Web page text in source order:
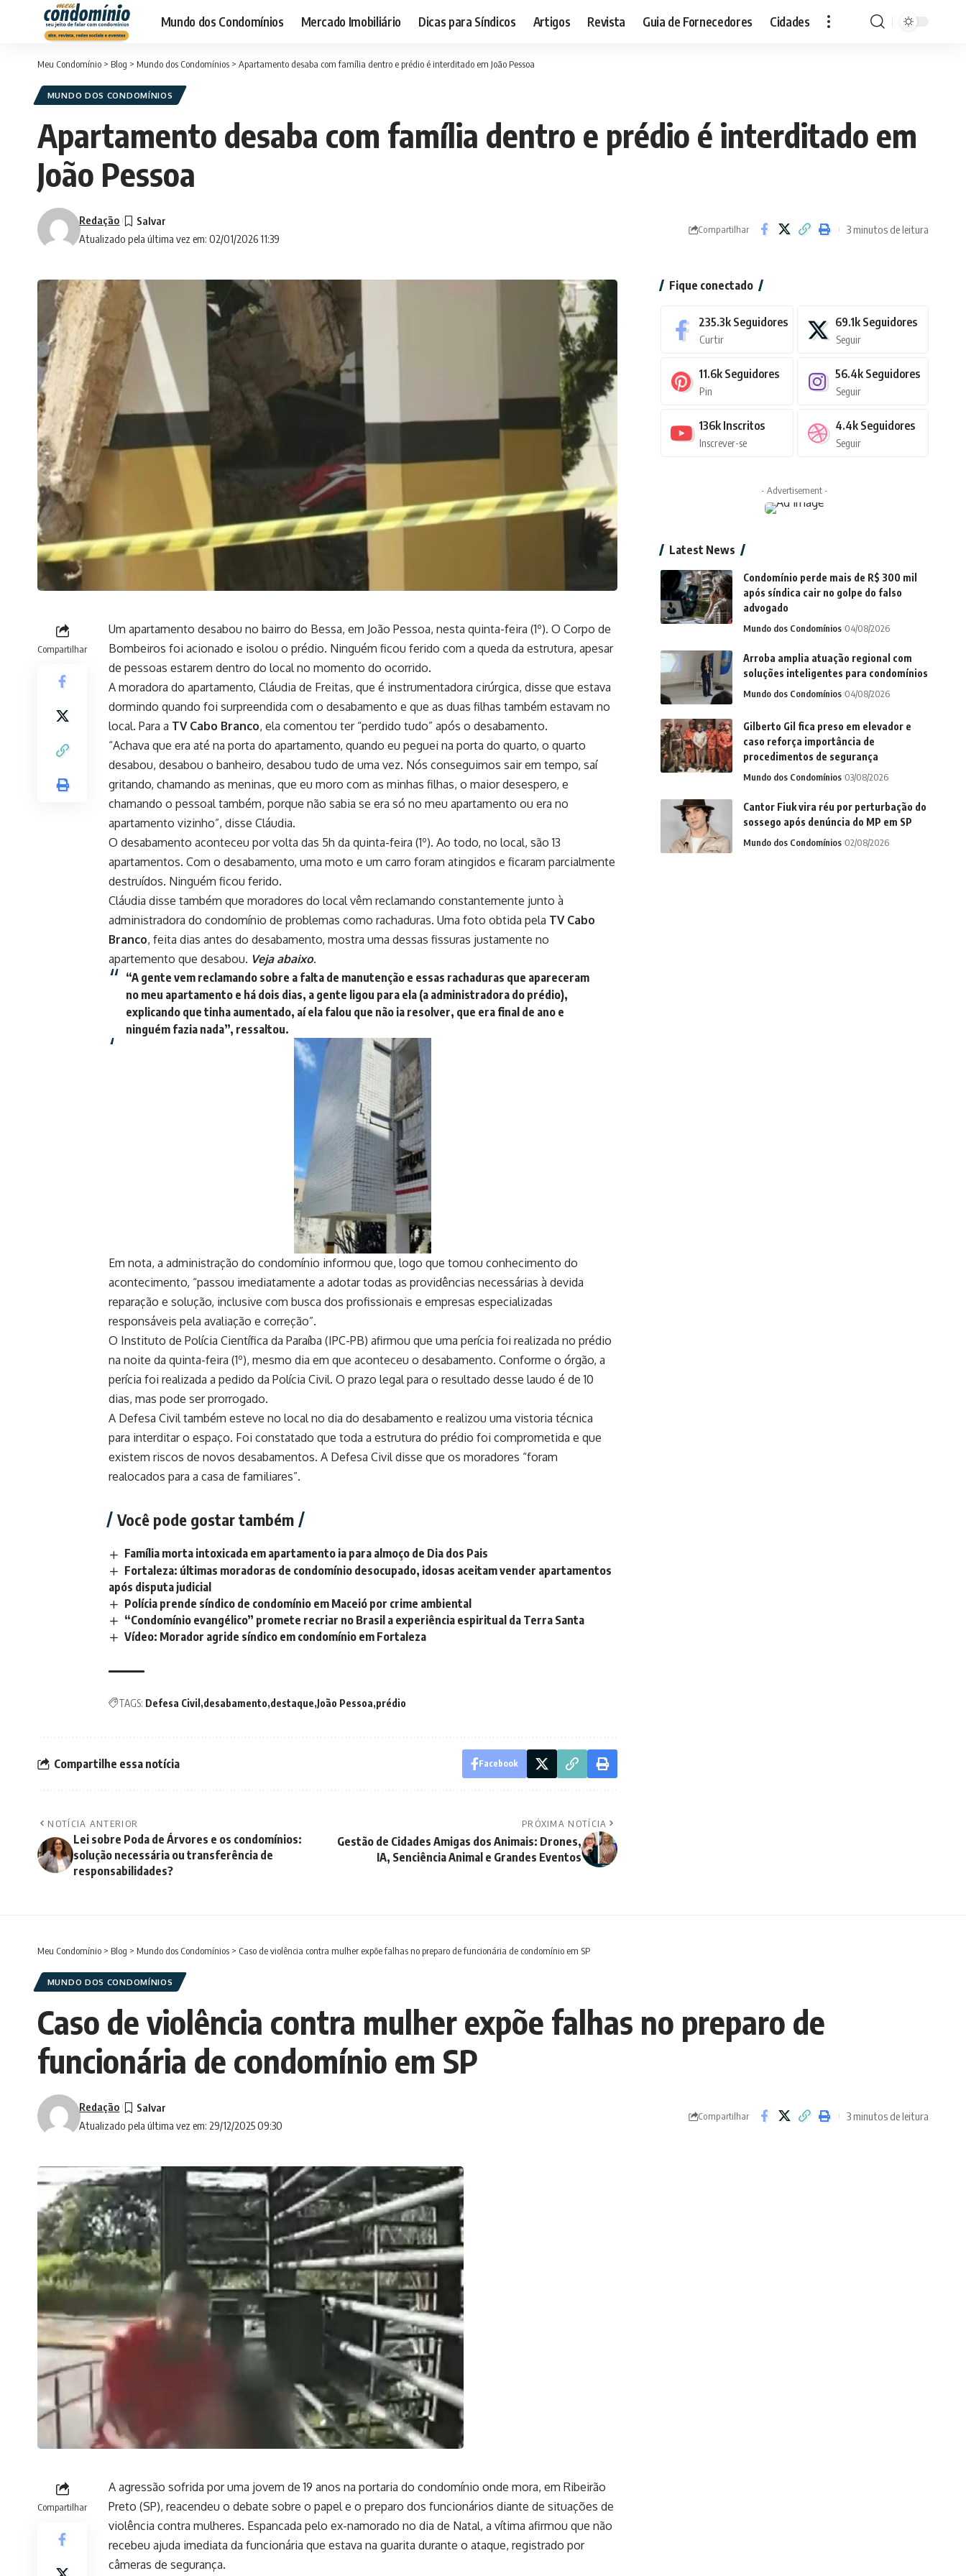
Mundo dos Condomínios Mercado Imobiliário Dicas para Síndicos Artigos Revista Guia de Fornecedores Cidades
Meu Condomínio > Blog > Mundo dos Condomínios > Apartamento desaba com família dentro e prédio é interditado em João Pessoa
MUNDO DOS CONDOMÍNIOS
Apartamento desaba com família dentro e prédio é interditado em
João Pessoa
Atualizado pela última vez em: 02/01/2026 11:39
Redação
Compartilhar 3 minutos de leitura
Compartilhar
Um apartamento desabou no bairro do Bessa, em João Pessoa, nesta quinta-feira (1º). O Corpo de
Bombeiros foi acionado e isolou o prédio. Ninguém ficou ferido com a queda da estrutura, apesar
de pessoas estarem dentro do local no momento do ocorrido.
A moradora do apartamento, Cláudia de Freitas, que é instrumentadora cirúrgica, disse que estava
dormindo quando foi surpreendida com o desabamento e que as duas filhas também estavam no
local. Para a TV Cabo Branco, ela comentou ter “perdido tudo” após o desabamento.
“Achava que era até na porta do apartamento, quando eu peguei na porta do quarto, o quarto
desabou, desabou o banheiro, desabou tudo de uma vez. Nós conseguimos sair em tempo, saí
gritando, chamando as meninas, que eu moro com as minhas filhas, o maior desespero, e
chamando o pessoal também, porque não sabia se era só no meu apartamento ou era no
apartamento vizinho”, disse Cláudia.
O desabamento aconteceu por volta das 5h da quinta-feira (1º). Ao todo, no local, são 13
apartamentos. Com o desabamento, uma moto e um carro foram atingidos e ficaram parcialmente
destruídos. Ninguém ficou ferido.
Cláudia disse também que moradores do local vêm reclamando constantemente junto à
administradora do condomínio de problemas como rachaduras. Uma foto obtida pela TV Cabo
Branco, feita dias antes do desabamento, mostra uma dessas fissuras justamente no
apartemento que desabou. Veja abaixo.
“A gente vem reclamando sobre a falta de manutenção e essas rachaduras que apareceram
no meu apartamento e há dois dias, a gente ligou para ela (a administradora do prédio),
explicando que tinha aumentado, aí ela falou que não ia resolver, que era final de ano e
ninguém fazia nada”, ressaltou.
Em nota, a administração do condomínio informou que, logo que tomou conhecimento do
acontecimento, “passou imediatamente a adotar todas as providências necessárias à devida
reparação e solução, inclusive com busca dos profissionais e empresas especializadas
responsáveis pela avaliação e correção”.
O Instituto de Polícia Científica da Paraíba (IPC-PB) afirmou que uma perícia foi realizada no prédio
na noite da quinta-feira (1º), mesmo dia em que aconteceu o desabamento. Conforme o órgão, a
perícia foi realizada a pedido da Polícia Civil. O prazo legal para o resultado desse laudo é de 10
dias, mas pode ser prorrogado.
A Defesa Civil também esteve no local no dia do desabamento e realizou uma vistoria técnica
para interditar o espaço. Foi constatado que toda a estrutura do prédio foi comprometida e que
existem riscos de novos desabamentos. A Defesa Civil disse que os moradores “foram
realocados para a casa de familiares”.
Você pode gostar também
Família morta intoxicada em apartamento ia para almoço de Dia dos Pais
Fortaleza: últimas moradoras de condomínio desocupado, idosas aceitam vender apartamentos
após disputa judicial
Polícia prende síndico de condomínio em Maceió por crime ambiental
“Condomínio evangélico” promete recriar no Brasil a experiência espiritual da Terra Santa
Vídeo: Morador agride síndico em condomínio em Fortaleza
TAGS: Defesa Civil desabamento destaque João Pessoa prédio
Compartilhe essa notícia Facebook
NOTÍCIA ANTERIOR
Lei sobre Poda de Árvores e os condomínios:
solução necessária ou transferência de
responsabilidades?
PRÓXIMA NOTÍCIA
Gestão de Cidades Amigas dos Animais: Drones,
IA, Senciência Animal e Grandes Eventos
Fique conectado
235.3k Seguidores
Curtir
69.1k Seguidores
Seguir
11.6k Seguidores
Pin
56.4k Seguidores
Seguir
136k Inscritos
Inscrever-se
4.4k Seguidores
Seguir
- Advertisement -
Latest News
Condomínio perde mais de R$ 300 mil
após síndica cair no golpe do falso
advogado
Mundo dos Condomínios 04/08/2026
Arroba amplia atuação regional com
soluções inteligentes para condomínios
Mundo dos Condomínios 04/08/2026
Gilberto Gil fica preso em elevador e
caso reforça importância de
procedimentos de segurança
Mundo dos Condomínios 03/08/2026
Cantor Fiuk vira réu por perturbação do
sossego após denúncia do MP em SP
Mundo dos Condomínios 02/08/2026
Meu Condomínio > Blog > Mundo dos Condomínios > Caso de violência contra mulher expõe falhas no preparo de funcionária de condomínio em SP
MUNDO DOS CONDOMÍNIOS
Caso de violência contra mulher expõe falhas no preparo de
funcionária de condomínio em SP
Atualizado pela última vez em: 29/12/2025 09:30
Redação
Compartilhar 3 minutos de leitura
Compartilhar
A agressão sofrida por uma jovem de 19 anos na portaria do condomínio onde mora, em Ribeirão
Preto (SP), reacendeu o debate sobre o papel e o preparo dos funcionários diante de situações de
violência contra mulheres. Espancada pelo ex-namorado no dia de Natal, a vítima afirmou que não
recebeu ajuda imediata da funcionária que estava na guarita durante o ataque, registrado por
câmeras de segurança.